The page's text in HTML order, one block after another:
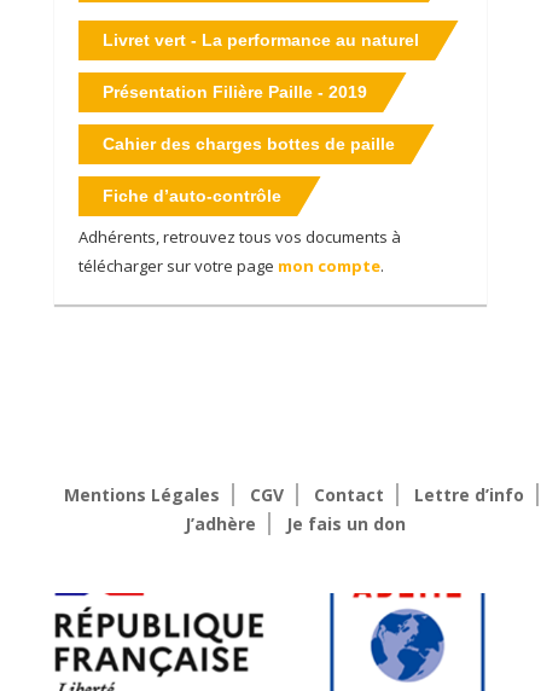
Livret vert - La performance au naturel
Présentation Filière Paille - 2019
Cahier des charges bottes de paille
Fiche d’auto-contrôle
Adhérents, retrouvez tous vos documents à
télécharger sur votre page mon compte.
Mentions Légales CGV Contact
Lettre d’info
J’adhère
Je fais un don